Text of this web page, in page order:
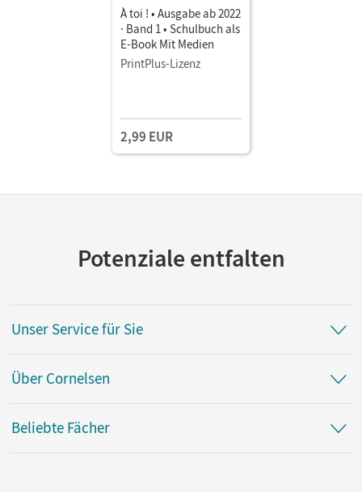
À toi ! • Ausgabe ab 2022
· Band 1 • Schulbuch als
E-Book Mit Medien
PrintPlus-Lizenz
2,99 EUR
Potenziale entfalten
Unser Service für Sie
Über Cornelsen
Beliebte Fächer